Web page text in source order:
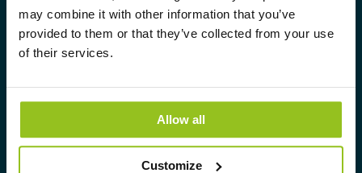
may combine it with other information that you’ve
provided to them or that they’ve collected from your use
of their services.
Allow all
Customize
högteknologiska och hållbara
belysningslösningar.
020-32 30 30